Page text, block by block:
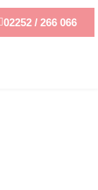
02252 / 266 066